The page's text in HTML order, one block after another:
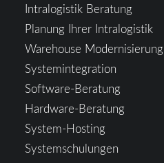
Intralogistik Beratung
Planung Ihrer Intralogistik
Warehouse Modernisierung
Systemintegration
Software-Beratung
Hardware-Beratung
System-Hosting
Systemschulungen